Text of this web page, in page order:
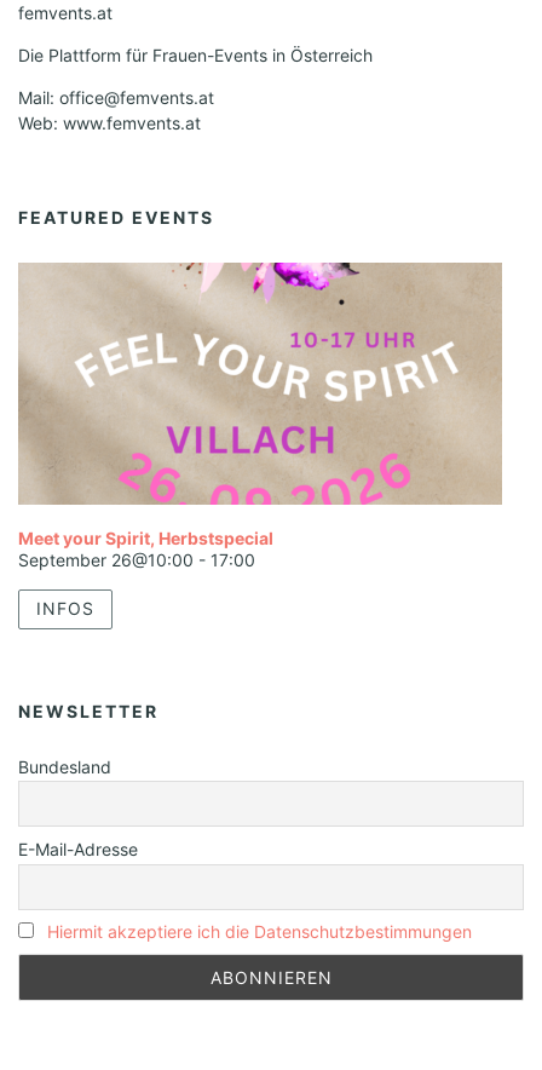
femvents.at
Die Plattform für Frauen-Events in Österreich
Mail: office@femvents.at
Web: www.femvents.at
FEATURED EVENTS
Meet your Spirit, Herbstspecial
September 26@10:00 - 17:00
INFOS
NEWSLETTER
Bundesland
E-Mail-Adresse
Hiermit akzeptiere ich die Datenschutzbestimmungen